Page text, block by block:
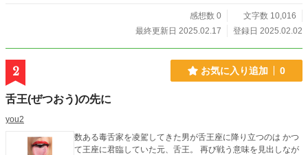
感想数 0
文字数 10,016
最終更新日 2025.02.17
登録日 2025.02.02
2 お気に入り追加 0
舌王(ぜつおう)の先に
you2
数ある毒舌家を凌駕してきた男が舌王座に降り立つのは かつ
て王座に君臨していた元、舌王。 再び戦う意味を見出しなが